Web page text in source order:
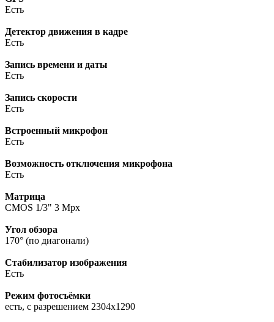
Есть
Детектор движения в кадре
Есть
Запись времени и даты
Есть
Запись скорости
Есть
Встроенный микрофон
Есть
Возможность отключения микрофона
Есть
Матрица
CMOS 1/3" 3 Mpx
Угол обзора
170° (по диагонали)
Стабилизатор изображения
Есть
Режим фотосъёмки
есть, с разрешением 2304x1290